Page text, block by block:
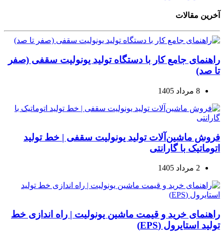
آخرین مقالات
راهنمای جامع کار با دستگاه تولید یونولیت سقفی (صفر
تا صد)
8 مرداد 1405
فروش ماشین‌آلات تولید یونولیت سقفی | خط تولید
اتوماتیک با گارانتی
2 مرداد 1405
راهنمای خرید و قیمت ماشین یونولیت | راه اندازی خط
تولید استایرول (EPS)